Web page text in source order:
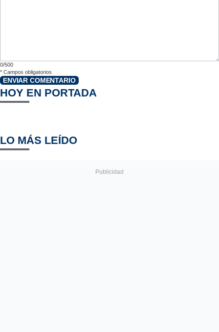
0/500
* Campos obligatorios
ENVIAR COMENTARIO
HOY EN PORTADA
LO MÁS LEÍDO